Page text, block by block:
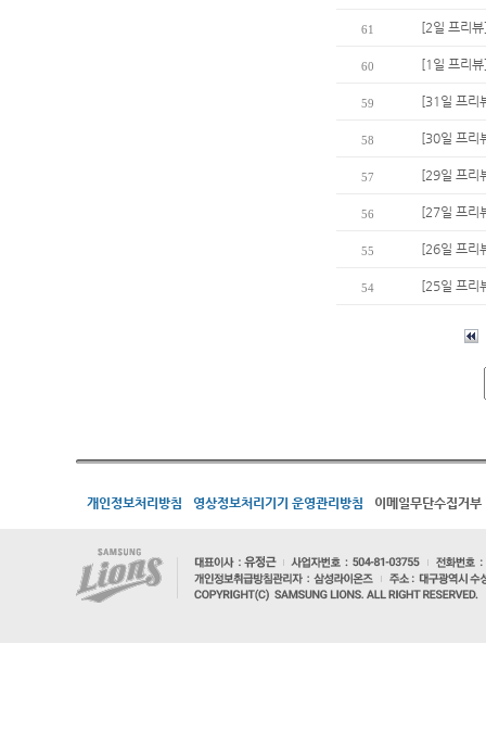
61 [2일 프리
60 [1일 프리
59 [31일 프리
58 [30일 프리
57 [29일 프리
56 [27일 프리
55 [26일 프리
54 [25일 프리
개인정보처리방침 영상정보처리기기 운영관리방침 이메일무단수집거부